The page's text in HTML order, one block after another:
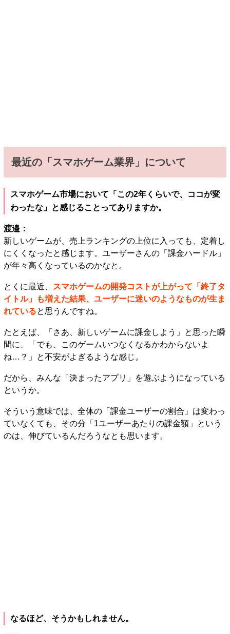
最近の「スマホゲーム業界」について
スマホゲーム市場において「この2年くらいで、ココが変
わったな」と感じることってありますか。
渡邉：
新しいゲームが、売上ランキングの上位に入っても、定着し
にくくなったと感じます。ユーザーさんの「課金ハードル」
が年々高くなっているのかなと。
とくに最近、
スマホゲームの開発コストが上がって「終了タ
イトル」も増えた結果、ユーザーに迷いのようなものが生ま
れている と思うんですね。
たとえば、「さあ、新しいゲームに課金しよう」と思った瞬
間に、「でも、このゲームいつなくなるかわからないよ
ね…？」と不安がよぎるような感じ。
だから、みんな「決まったアプリ」を遊ぶようになっている
というか。
そういう意味では、全体の「課金ユーザーの割合」は変わっ
ていなくても、その分「1ユーザーあたりの課金額」という
のは、伸びているんだろうなとも思います。
なるほど、そうかもしれません。